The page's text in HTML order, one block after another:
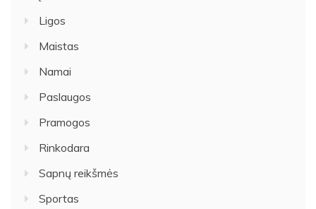
Ligos
Maistas
Namai
Paslaugos
Pramogos
Rinkodara
Sapnų reikšmės
Sportas